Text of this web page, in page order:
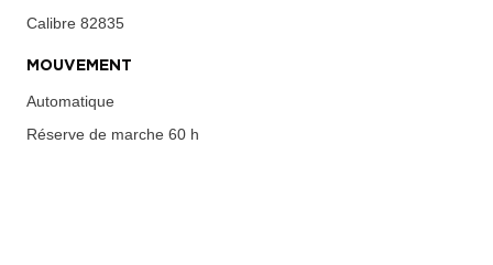
Calibre 82835
MOUVEMENT
Automatique
Réserve de marche 60 h